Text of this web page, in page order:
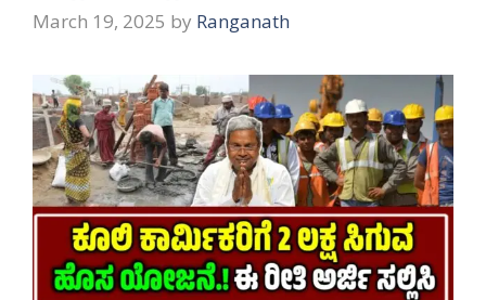
March 19, 2025 by Ranganath